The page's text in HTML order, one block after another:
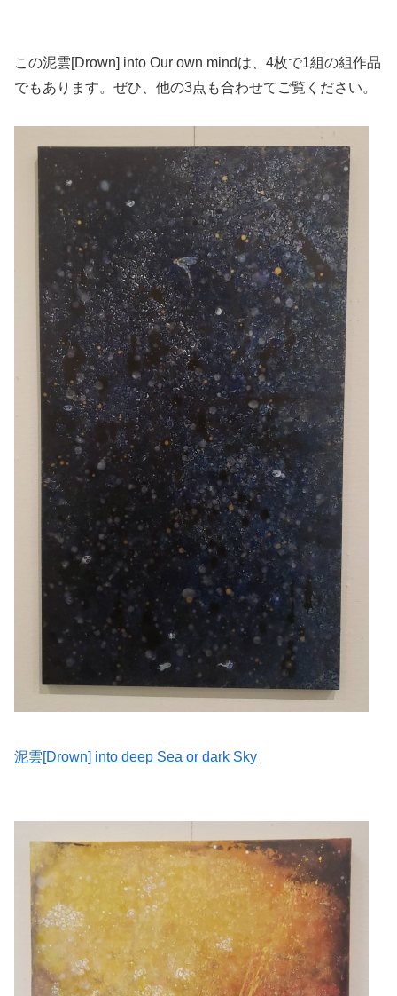
この泥雲[Drown] into Our own mindは、4枚で1組の組作品
でもあります。ぜひ、他の3点も合わせてご覧ください。
泥雲[Drown] into deep Sea or dark Sky